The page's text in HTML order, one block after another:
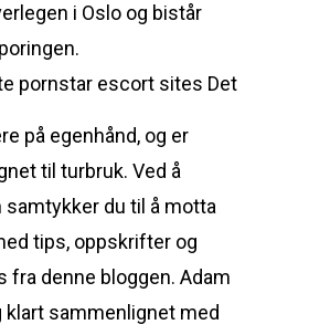
i Oslo og bistår
Det
på egenhånd, og er
til turbruk. Ved å
du til å motta
tips, oppskrifter og
fra denne bloggen. Adam
klart sammenlignet med